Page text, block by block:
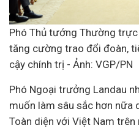
Phó Thủ tướng Thường
tăng cường trao đổi đoàn,
cậy chính trị - Ảnh: VGP/PN
Phó Ngoại trưởng Landau
muốn làm sâu sắc hơn nữa
Toàn diện với Việt Nam